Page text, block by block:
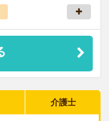
介護士